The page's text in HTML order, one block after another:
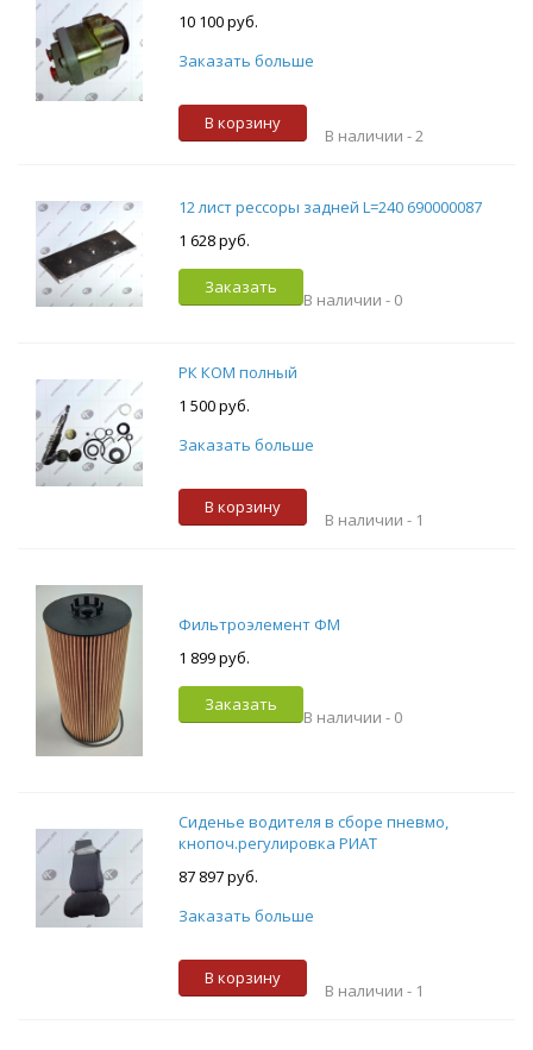
10 100 руб.
Заказать больше
В корзину
В наличии -2
12 лист рессоры задней L=240 690000087
1 628 руб.
Заказать
В наличии - 0
РК КОМ полный
1 500 руб.
Заказать больше
В корзину
В наличии - 1
Фильтроэлемент ФМ
1 899 руб.
Заказать
В наличии - 0
Сиденье водителя в сборе пневмо,
кнопоч.регулировка РИАТ
87 897 руб.
Заказать больше
В корзину
В наличии - 1